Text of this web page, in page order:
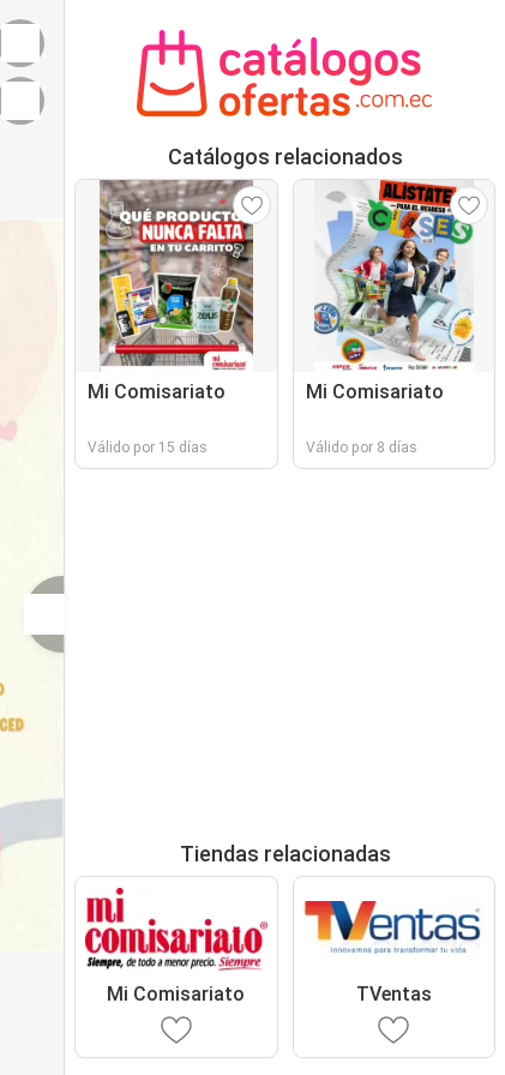
Catálogos relacionados
Mi Comisariato
Válido por 15 días
Mi Comisariato
Válido por 8 días
Tiendas relacionadas
Mi Comisariato TVentas